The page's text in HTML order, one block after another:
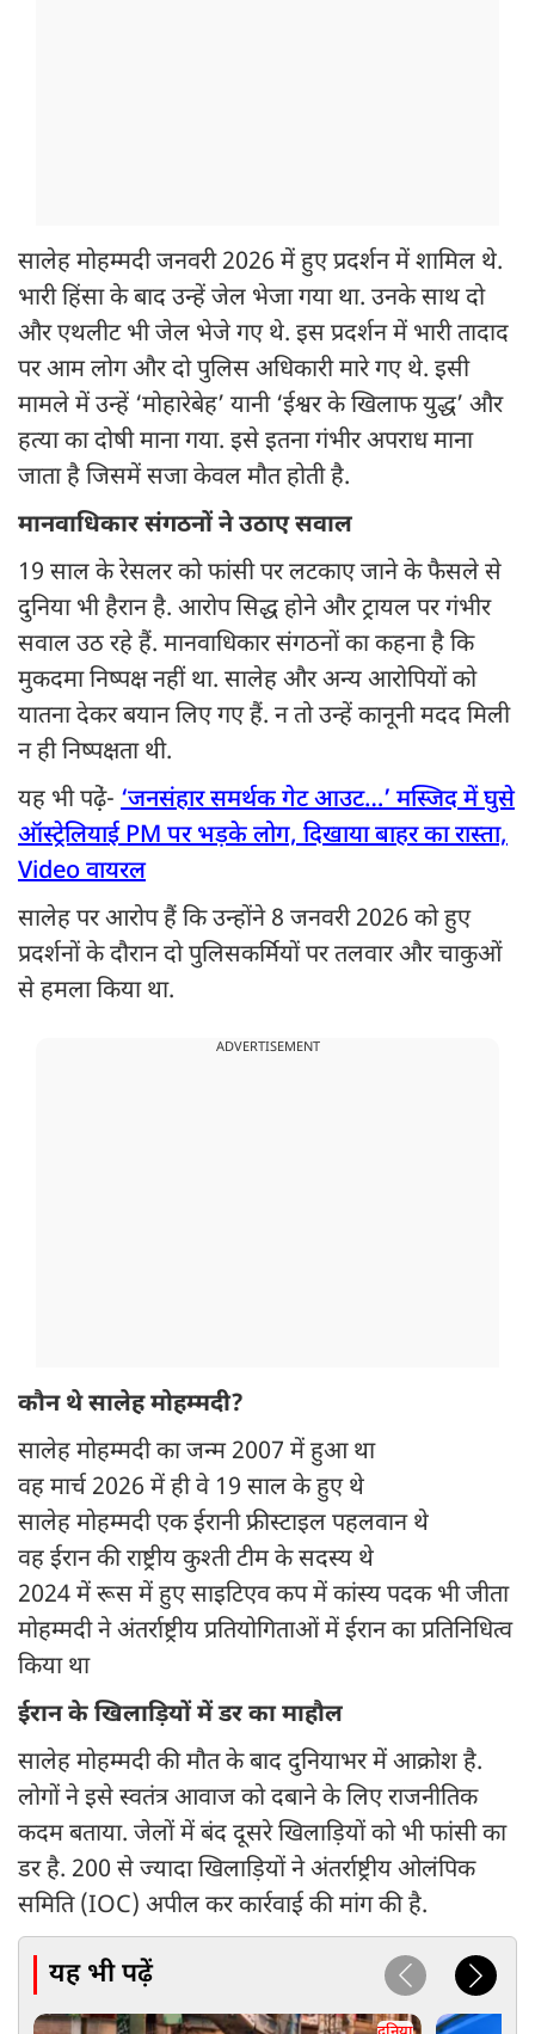
सालेह मोहम्मदी जनवरी 2026 में हुए प्रदर्शन में शामिल थे.
भारी हिंसा के बाद उन्हें जेल भेजा गया था. उनके साथ दो
और एथलीट भी जेल भेजे गए थे. इस प्रदर्शन में भारी तादाद
पर आम लोग और दो पुलिस अधिकारी मारे गए थे. इसी
मामले में उन्हें ‘मोहारेबेह’ यानी ‘ईश्वर के खिलाफ युद्ध’ और
हत्या का दोषी माना गया. इसे इतना गंभीर अपराध माना
जाता है जिसमें सजा केवल मौत होती है.
मानवाधिकार संगठनों ने उठाए सवाल
19 साल के रेसलर को फांसी पर लटकाए जाने के फैसले से
दुनिया भी हैरान है. आरोप सिद्ध होने और ट्रायल पर गंभीर
सवाल उठ रहे हैं. मानवाधिकार संगठनों का कहना है कि
मुकदमा निष्पक्ष नहीं था. सालेह और अन्य आरोपियों को
यातना देकर बयान लिए गए हैं. न तो उन्हें कानूनी मदद मिली
न ही निष्पक्षता थी.
यह भी पढ़े़ं- ‘जनसंहार समर्थक गेट आउट…’ मस्जिद में घुसे
ऑस्ट्रेलियाई PM पर भड़के लोग, दिखाया बाहर का रास्ता,
Video वायरल
सालेह पर आरोप हैं कि उन्होंने 8 जनवरी 2026 को हुए
प्रदर्शनों के दौरान दो पुलिसकर्मियों पर तलवार और चाकुओं
से हमला किया था.
ADVERTISEMENT
कौन थे सालेह मोहम्मदी?
सालेह मोहम्मदी का जन्म 2007 में हुआ था
वह मार्च 2026 में ही वे 19 साल के हुए थे
सालेह मोहम्मदी एक ईरानी फ्रीस्टाइल पहलवान थे
वह ईरान की राष्ट्रीय कुश्ती टीम के सदस्य थे
2024 में रूस में हुए साइटिएव कप में कांस्य पदक भी जीता
मोहम्मदी ने अंतर्राष्ट्रीय प्रतियोगिताओं में ईरान का प्रतिनिधित्व
किया था
ईरान के खिलाड़ियों में डर का माहौल
सालेह मोहम्मदी की मौत के बाद दुनियाभर में आक्रोश है.
लोगों ने इसे स्वतंत्र आवाज को दबाने के लिए राजनीतिक
कदम बताया. जेलों में बंद दूसरे खिलाड़ियों को भी फांसी का
डर है. 200 से ज्यादा खिलाड़ियों ने अंतर्राष्ट्रीय ओलंपिक
समिति (IOC) अपील कर कार्रवाई की मांग की है.
यह भी पढ़ें